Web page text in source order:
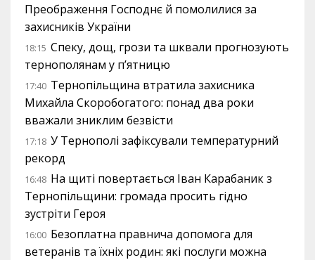
Преображення Господнє й помолилися за
захисників України
18:15 Спеку, дощ, грози та шквали прогнозують
тернополянам у п’ятницю
17:40 Тернопільщина втратила захисника
Михайла Скоробогатого: понад два роки
вважали зниклим безвісти
17:18 У Тернополі зафіксували температурний
рекорд
16:48 На щиті повертається Іван Карабаник з
Тернопільщини: громада просить гідно
зустріти Героя
16:00 Безоплатна правнича допомога для
ветеранів та їхніх родин: які послуги можна